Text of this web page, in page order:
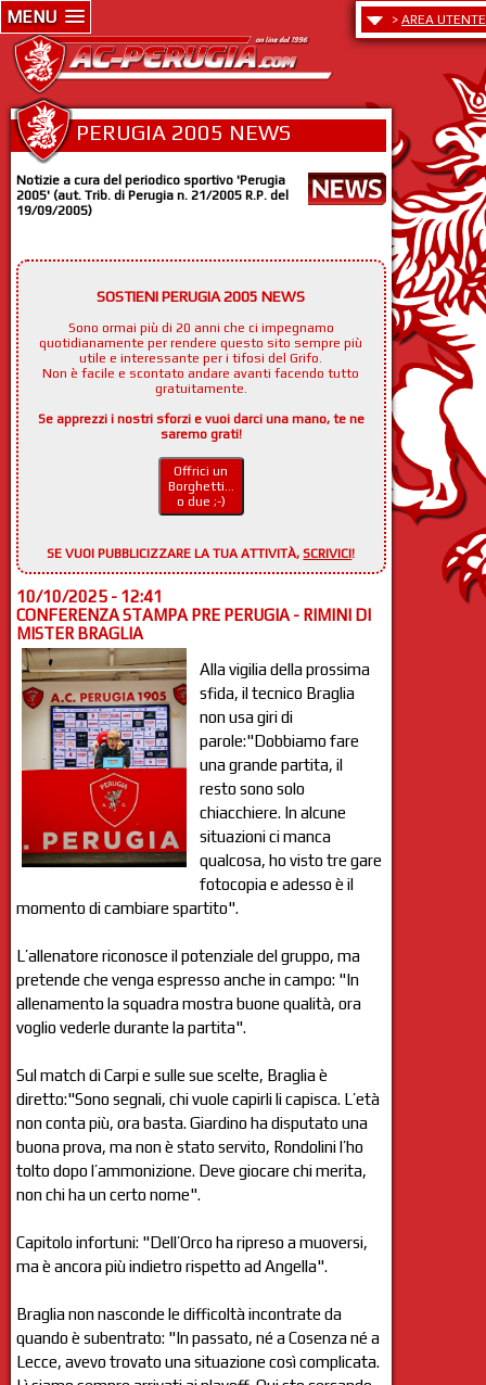
MENU > AREA UTENTE
PERUGIA 2005 NEWS
Notizie a cura del periodico sportivo 'Perugia
2005' (aut. Trib. di Perugia n. 21/2005 R.P. del
19/09/2005)
SOSTIENI PERUGIA 2005 NEWS
Sono ormai più di 20 anni che ci impegnamo
quotidianamente per rendere questo sito sempre più
utile e interessante per i tifosi del Grifo.
Non è facile e scontato andare avanti facendo tutto
gratuitamente.
Se apprezzi i nostri sforzi e vuoi darci una mano, te ne
saremo grati!
Offrici un
Borghetti...
o due ;-)
SE VUOI PUBBLICIZZARE LA TUA ATTIVITÀ,SCRIVICI!
10/10/2025 - 12:41
CONFERENZA STAMPA PRE PERUGIA - RIMINI DI
MISTER BRAGLIA
Alla vigilia della prossima
sfida, il tecnico Braglia
non usa giri di
parole:"Dobbiamo fare
una grande partita, il
resto sono solo
chiacchiere. In alcune
situazioni ci manca
qualcosa, ho visto tre gare
fotocopia e adesso è il
momento di cambiare spartito".
L’allenatore riconosce il potenziale del gruppo, ma
pretende che venga espresso anche in campo: "In
allenamento la squadra mostra buone qualità, ora
voglio vederle durante la partita".
Sul match di Carpi e sulle sue scelte, Braglia è
diretto:"Sono segnali, chi vuole capirli li capisca. L’età
non conta più, ora basta. Giardino ha disputato una
buona prova, ma non è stato servito, Rondolini l’ho
tolto dopo l’ammonizione. Deve giocare chi merita,
non chi ha un certo nome".
Capitolo infortuni: "Dell’Orco ha ripreso a muoversi,
ma è ancora più indietro rispetto ad Angella".
Braglia non nasconde le difficoltà incontrate da
quando è subentrato: "In passato, né a Cosenza né a
Lecce, avevo trovato una situazione così complicata.